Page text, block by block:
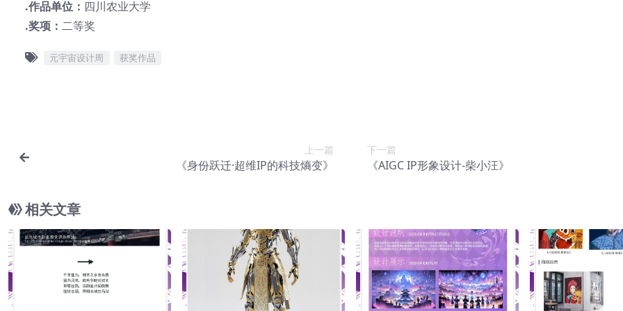
.作品单位： 四川农业大学
.奖项： 二等奖
元宇宙设计周 获奖作品
上一篇
《身份跃迁·超维IP的科技熵变》
下一篇
《AIGC IP形象设计-柴小汪》
相关文章